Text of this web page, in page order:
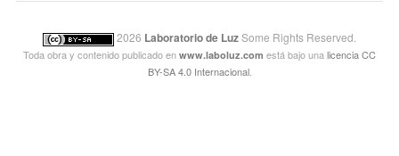
2026 Laboratorio de LuzSome Rights Reserved.
Toda obra y contenido publicado en www.laboluz.com está bajo unalicencia CC
BY-SA 4.0 Internacional.